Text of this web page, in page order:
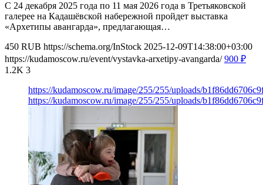
С 24 декабря 2025 года по 11 мая 2026 года в Третьяковской
галерее на Кадашёвской набережной пройдет выставка
«Архетипы авангарда», предлагающая…
450 RUB https://schema.org/InStock 2025-12-09T14:38:00+03:00
https://kudamoscow.ru/event/vystavka-arxetipy-avangarda/ 900 ₽
1.2K 3
https://kudamoscow.ru/image/255/255/uploads/
https://kudamoscow.ru/image/255/255/uploads/